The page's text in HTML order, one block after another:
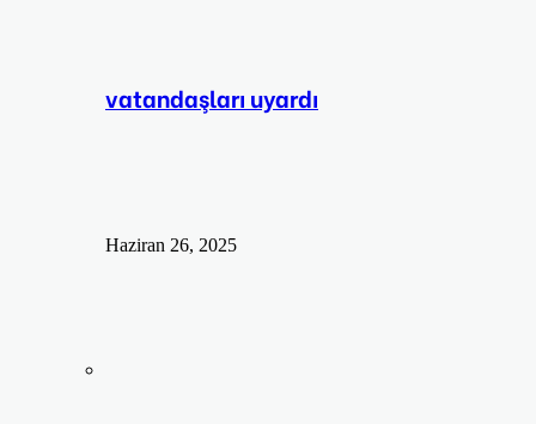
vatandaşları uyardı
Haziran 26, 2025